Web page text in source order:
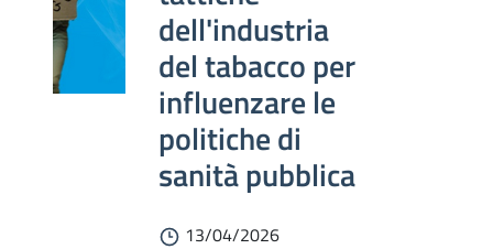
dell'industria
del tabacco per
influenzare le
politiche di
sanità pubblica
13/04/2026